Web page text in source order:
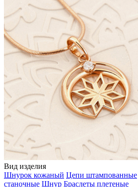
Вид изделия
Шнурок кожаный Цепи штампованные
станочные Шнур Браслеты плетеные